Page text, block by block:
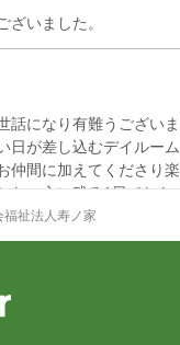
募集です☆
12:00
3,000
型デイサービスで特技
です☆
12:00
3,000
話になり有難うござい
日が差し込むデイルー
仲間に加えてくださり
福祉法人寿ノ家